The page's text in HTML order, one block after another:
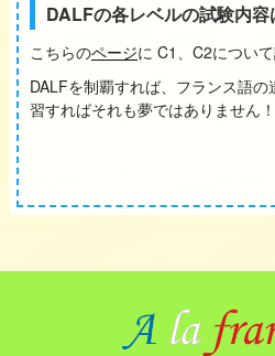
DALFの各レベルの試験内容
こちらのページに C1、C2につい
DALFを制覇すれば、フランス語
習すればそれも夢ではありません！